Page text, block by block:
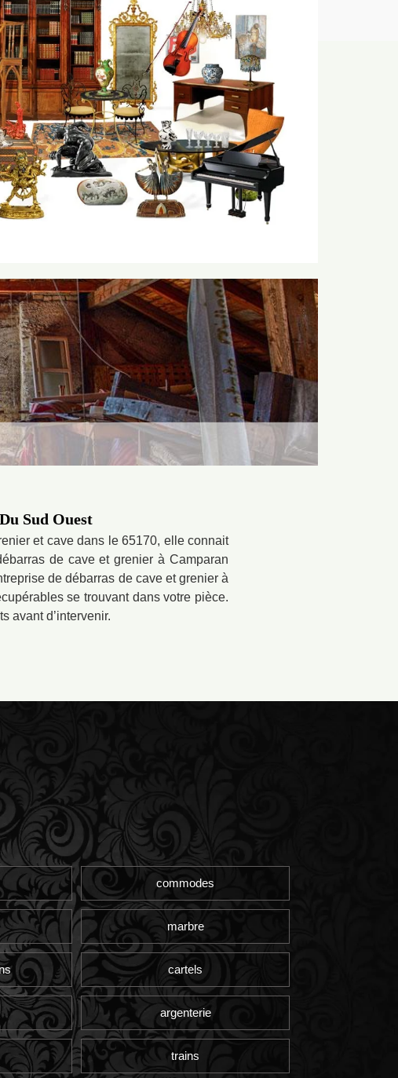
Sud Ouest
et cave dans le 65170, elle connait
de cave et grenier à Camparan
de débarras de cave et grenier à
se trouvant dans votre pièce.
avant d’intervenir.
commodes
marbre
cartels
argenterie
trains